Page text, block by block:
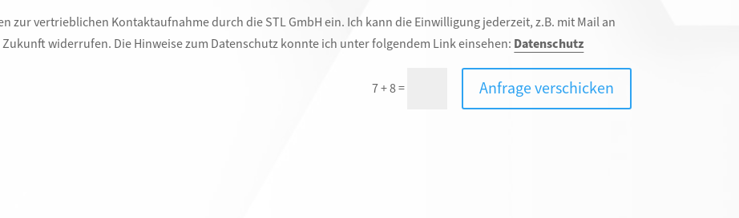
zur vertrieblichen Kontaktaufnahme durch die STL GmbH ein. Ich kann die Einwilligung jederzeit, z.B. mit Mail an
widerrufen. Die Hinweise zum Datenschutz konnte ich unter folgendem Link einsehen: Datenschutz
7 + 8= Anfrage verschicken